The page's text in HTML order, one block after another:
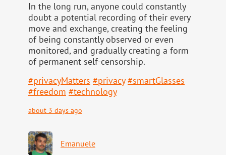
In the long run, anyone could constantly
doubt a potential recording of their every
move and exchange, creating the feeling
of being constantly observed or even
monitored, and gradually creating a form
of permanent self-censorship.
#privacyMatters #privacy #smartGlasses
#freedom #technology
about 3 days ago
Emanuele